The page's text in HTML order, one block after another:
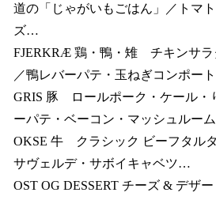
道の「じゃがいもごはん」／トマ
ズ…
FJERKRÆ 鶏・鴨・雉 チキンサラ
／鴨レバーパテ・玉ねぎコンポー
GRIS 豚 ロールポーク・ケール・
ーパテ・ベーコン・マッシュルー
OKSE 牛 クラシック ビーフタル
サヴェルデ・サボイキャベツ…
OST OG DESSERT チーズ & デザ